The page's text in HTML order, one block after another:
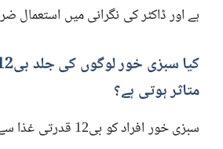
ہے اور ڈاکٹر کی نگرانی میں استعمال
متاثر ہوتی ہے؟
سبزی خور افراد کو